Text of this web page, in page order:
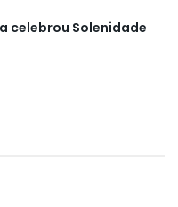
celebrou Solenidade